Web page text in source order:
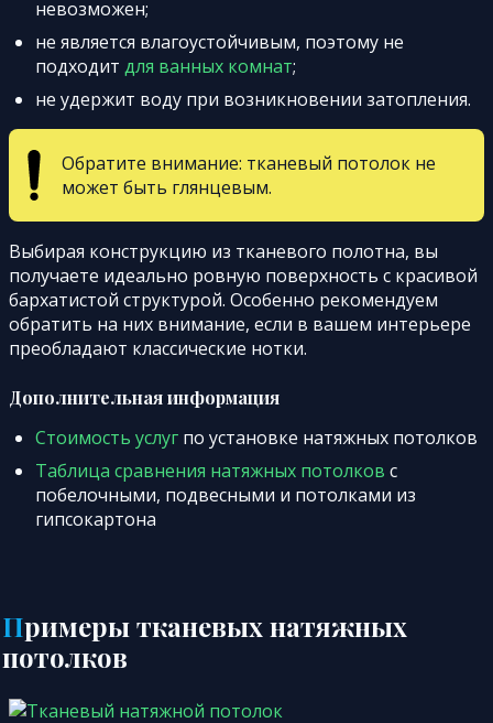
невозможен;
не является влагоустойчивым, поэтому не
подходит для ванных комнат;
не удержит воду при возникновении затопления.
Обратите внимание: тканевый потолок не
может быть глянцевым.
Выбирая конструкцию из тканевого полотна, вы
получаете идеально ровную поверхность с красивой
бархатистой структурой. Особенно рекомендуем
обратить на них внимание, если в вашем интерьере
преобладают классические нотки.
Дополнительная информация
Стоимость услуг по установке натяжных потолков
Таблица сравнения натяжных потолков с
побелочными, подвесными и потолками из
гипсокартона
Примеры тканевых натяжных
потолков